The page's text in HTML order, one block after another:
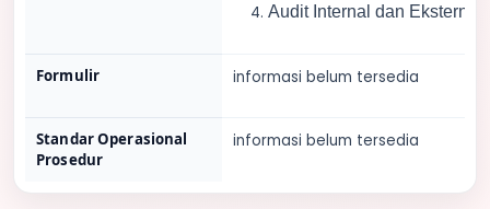
Audit Internal dan Eksternal
Formulir informasi belum tersedia
Standar Operasional
Prosedur
informasi belum tersedia